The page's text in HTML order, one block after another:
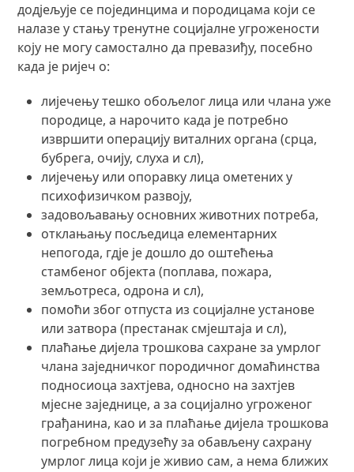
додјељује се појединцима и породицама који се
налазе у стању тренутне социјалне угрожености
коју не могу самостално да превазиђу, посебно
када је ријеч о:
лијечењу тешко обољелог лица или члана уже
породице, а нарочито када је потребно
извршити операцију виталних органа (срца,
бубрега, очију, слуха и сл),
лијечењу или опоравку лица ометених у
психофизичком развоју,
задовољавању основних животних потреба,
отклањању посљедица елементарних
непогода, гдје је дошло до оштећења
стамбеног објекта (поплава, пожара,
земљотреса, одрона и сл),
помоћи због отпуста из социјалне установе
или затвора (престанак смјештаја и сл),
плаћање дијела трошкова сахране за умрлог
члана заједничког породичног домаћинства
подносиоца захтјева, односно на захтјев
мјесне заједнице, а за социјално угроженог
грађанина, као и за плаћање дијела трошкова
погребном предузећу за обављену сахрану
умрлог лица који је живио сам, а нема ближих